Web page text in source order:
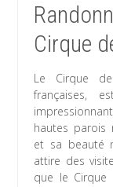
Cirque
Le Cirque
françaises,
hautes parois
et sa beauté
attire des
que le Cirque